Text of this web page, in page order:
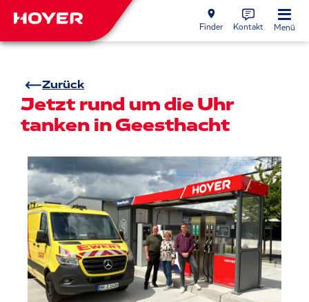
Finder Kontakt Menü
Zurück
Jetzt rund um die Uhr
tanken in Geesthacht